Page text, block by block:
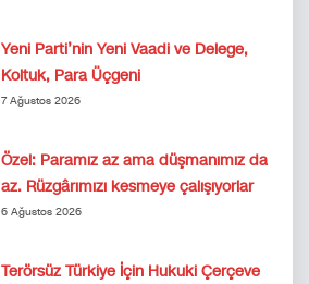
Yeni Parti’nin Yeni Vaadi ve Delege,
Koltuk, Para Üçgeni
7 Ağustos 2026
Özel: Paramız az ama düşmanımız da
az. Rüzgârımızı kesmeye çalışıyorlar
6 Ağustos 2026
Terörsüz Türkiye İçin Hukuki Çerçeve